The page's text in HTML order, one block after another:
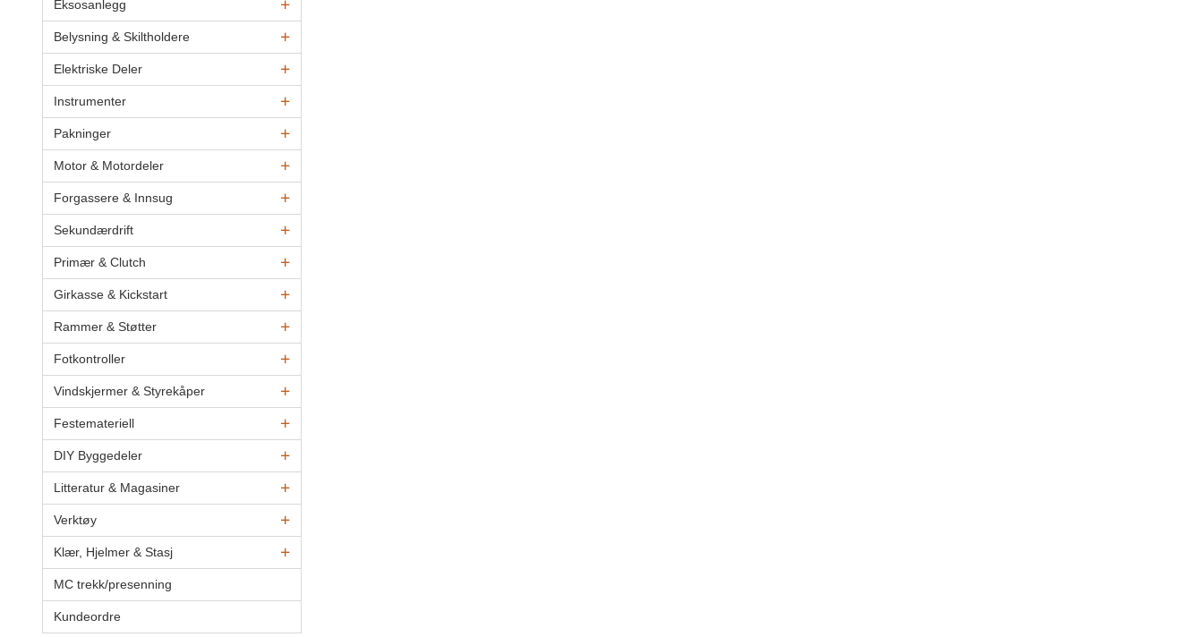
Eksosanlegg
Belysning & Skiltholdere
Elektriske Deler
Instrumenter
Pakninger
Motor & Motordeler
Forgassere & Innsug
Sekundærdrift
Primær & Clutch
Girkasse & Kickstart
Rammer & Støtter
Fotkontroller
Vindskjermer & Styrekåper
Festemateriell
DIY Byggedeler
Litteratur & Magasiner
Verktøy
Klær, Hjelmer & Stasj
MC trekk/presenning
Kundeordre